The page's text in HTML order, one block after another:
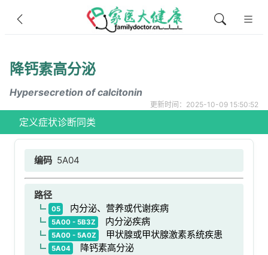
降钙素高分泌
Hypersecretion of calcitonin
更新时间：2025-10-09 15:50:52
定义症状诊断同类
编码 5A04
路径
05 内分泌、营养或代谢疾病
5A00 - 5B3Z 内分泌疾病
5A00 - 5A0Z 甲状腺或甲状腺激素系统疾患
5A04 降钙素高分泌